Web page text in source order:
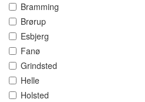
Bramming
Brørup
Esbjerg
Fanø
Grindsted
Helle
Holsted